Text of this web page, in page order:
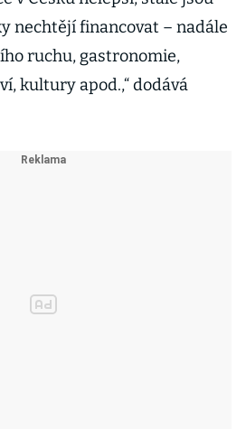
nechtějí financovat – nadále
ruchu, gastronomie,
kultury apod.,“ dodává